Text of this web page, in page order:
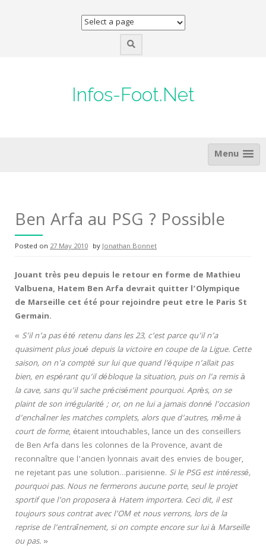
Infos-Foot.Net
Menu
Ben Arfa au PSG ? Possible
Posted on 27 May 2010 byJonathan Bonnet
Jouant très peu depuis le retour en forme de Mathieu
Valbuena, Hatem Ben Arfa devrait quitter l’Olympique
de Marseille cet été pour rejoindre peut etre le Paris St
Germain.
« S’il n’a pas été retenu dans les 23, c’est parce qu’il n’a
quasiment plus joué depuis la victoire en coupe de la Ligue. Cette
saison, on n’a compté sur lui que quand l’équipe n’allait pas
bien, en espérant qu’il débloque la situation, puis on l’a remis à
la cave, sans qu’il sache précisément pourquoi. Après, on se
plaint de son irrégularité ; or, on ne lui a jamais donné l’occasion
d’enchaîner les matches complets, alors que d’autres, même à
court de forme, étaient intouchables, lance un des conseillers
de Ben Arfa dans les colonnes de la Provence, avant de
reconnaître que l’ancien lyonnais avait des envies de bouger,
ne rejetant pas une solution…parisienne. Si le PSG est intéressé,
pourquoi pas. Nous ne fermerons aucune porte, seul le projet
sportif que l’on proposera à Hatem importera. Ceci dit, il est
toujours sous contrat avec l’OM et nous verrons, lors de la
reprise de l’entraînement, si on compte encore sur lui à Marseille
ou pas.»